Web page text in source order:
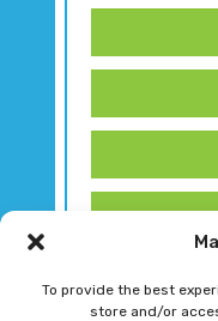
To provide the best
store and/or